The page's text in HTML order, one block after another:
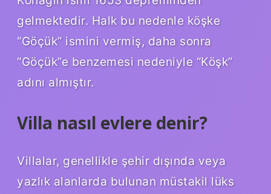
gelmektedir. Halk bu nedenle köşke
“Göçük” ismini vermiş, daha sonra
“Göçük”e benzemesi nedeniyle “Köşk”
adını almıştır.
Villa nasıl evlere denir?
Villalar, genellikle şehir dışında veya
yazlık alanlarda bulunan müstakil lüks